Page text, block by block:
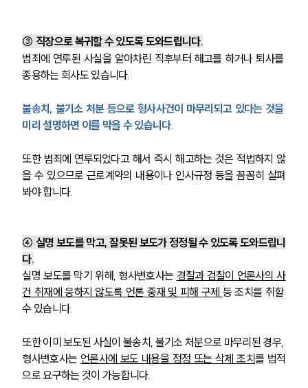
그룹소개
오시는 길
글로벌 파트너 로펌
통합검색
AI대륜
형사 주요 업무사례
사례분석/최신동향
③ 직장으로 복귀할 수 있도록 도와드립니다.
범죄에 연루된 사실을 알아차린 직후부터 해고를 하거나 퇴사를
종용하는 회사도 있습니다.
불송치, 불기소 처분 등으로 형사사건이 마무리되고 있다는 것을
미리 설명하면 이를 막을 수 있습니다.
또한 범죄에 연루되었다고 해서 즉시 해고하는 것은 적법하지 않
을 수 있으므로 근로계약의 내용이나 인사규정 등을 꼼꼼히 살펴
봐야 합니다.
④ 실명 보도를 막고, 잘못된 보도가 정정될 수 있도록 도와드립니
다.
실명 보도를 막기 위해, 형사변호사는 경찰과 검찰이 언론사의 사
건 취재에 응하지 않도록 언론 중재 및 피해 구제 등 조치를 취할
수 있습니다.
또한 이미 보도된 사실이 불송치, 불기소 처분으로 마무리된 경우,
형사변호사는 언론사에 보도 내용을 정정 또는 삭제 조치를 법적
으로 요구하는 것이 가능합니다.